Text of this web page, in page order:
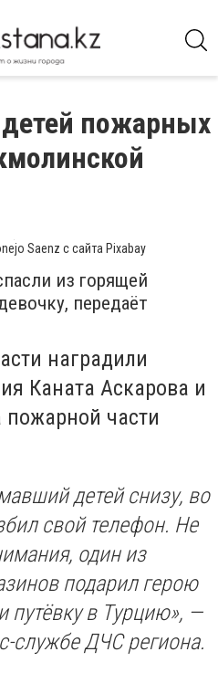
пожарных
Saenz с сайта Pixabay
из горящей
передаёт
наградили
Каната Аскарова и
части
детей снизу, во
свой телефон. Не
один из
подарил герою
путёвку в Турцию», —
службе ДЧС региона.